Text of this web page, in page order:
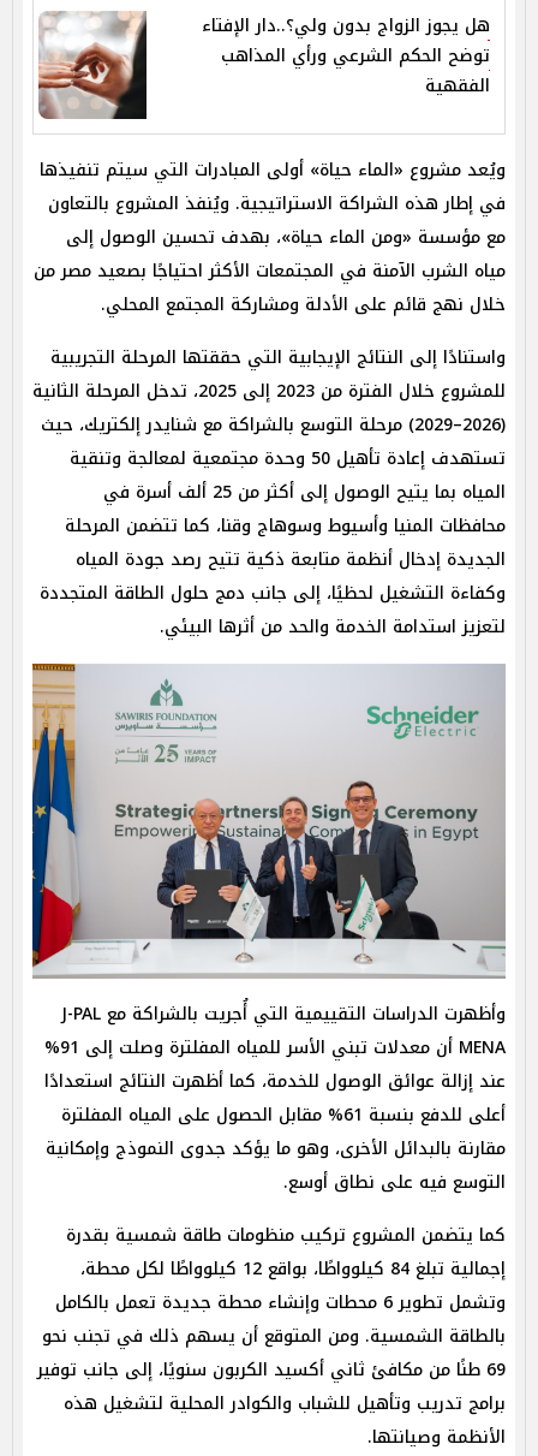
هل يجوز الزواج بدون ولي؟..دار الإفتاء
توضح الحكم الشرعي ورأي المذاهب
الفقهية
ويُعد مشروع «الماء حياة» أولى المبادرات التي سيتم تنفيذها
في إطار هذه الشراكة الاستراتيجية. ويُنفذ المشروع بالتعاون
مع مؤسسة «ومن الماء حياة»، بهدف تحسين الوصول إلى
مياه الشرب الآمنة في المجتمعات الأكثر احتياجًا بصعيد مصر من
خلال نهج قائم على الأدلة ومشاركة المجتمع المحلي.
واستنادًا إلى النتائج الإيجابية التي حققتها المرحلة التجريبية
للمشروع خلال الفترة من 2023 إلى 2025، تدخل المرحلة الثانية
(2026–2029) مرحلة التوسع بالشراكة مع شنايدر إلكتريك، حيث
تستهدف إعادة تأهيل 50 وحدة مجتمعية لمعالجة وتنقية
المياه بما يتيح الوصول إلى أكثر من 25 ألف أسرة في
محافظات المنيا وأسيوط وسوهاج وقنا، كما تتضمن المرحلة
الجديدة إدخال أنظمة متابعة ذكية تتيح رصد جودة المياه
وكفاءة التشغيل لحظيًا، إلى جانب دمج حلول الطاقة المتجددة
لتعزيز استدامة الخدمة والحد من أثرها البيئي.
وأظهرت الدراسات التقييمية التي أُجريت بالشراكة مع J-PAL
MENA أن معدلات تبني الأسر للمياه المفلترة وصلت إلى 91%
عند إزالة عوائق الوصول للخدمة، كما أظهرت النتائج استعدادًا
أعلى للدفع بنسبة 61% مقابل الحصول على المياه المفلترة
مقارنة بالبدائل الأخرى، وهو ما يؤكد جدوى النموذج وإمكانية
التوسع فيه على نطاق أوسع.
كما يتضمن المشروع تركيب منظومات طاقة شمسية بقدرة
إجمالية تبلغ 84 كيلوواطًا، بواقع 12 كيلوواطًا لكل محطة،
وتشمل تطوير 6 محطات وإنشاء محطة جديدة تعمل بالكامل
بالطاقة الشمسية. ومن المتوقع أن يسهم ذلك في تجنب نحو
69 طنًا من مكافئ ثاني أكسيد الكربون سنويًا، إلى جانب توفير
برامج تدريب وتأهيل للشباب والكوادر المحلية لتشغيل هذه
الأنظمة وصيانتها.